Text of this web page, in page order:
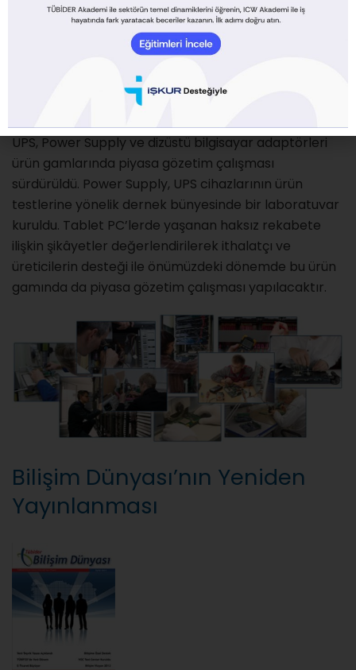
ithal edilen ürünlerin teknik düzenlemelere uygun ve
ürün etiket ve kullanım kılavuzunda belirtilen
değerlerle uyumluluğu konusunda yapılan
çalışmalara 2011 ve 2013 yılları arasında da devam
edildi. Sektör içi özdenetimin sağlanması amacıyla
UPS, Power Supply ve dizüstü bilgisayar adaptörleri
ürün gamlarında piyasa gözetim çalışması
sürdürüldü. Power Supply, UPS cihazlarının ürün
testlerine yönelik dernek bünyesinde bir laboratuvar
kuruldu. Tablet PC’lerde yaşanan haksız rekabete
ilişkin şikâyetler değerlendirilerek ithalatçı ve
üreticilerin desteği ile önümüzdeki dönemde bu ürün
gamında da piyasa gözetim çalışması yapılacaktır.
Bilişim Dünyası’nın Yeniden
Yayınlanması